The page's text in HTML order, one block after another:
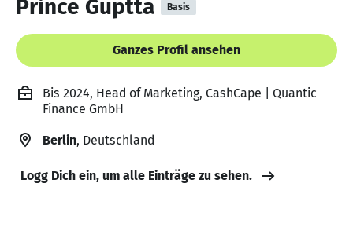
Prince Guptta Basis
Ganzes Profil ansehen
Bis 2024, Head of Marketing, CashCape | Quantic
Finance GmbH
Berlin, Deutschland
Logg Dich ein, um alle Einträge zu sehen.